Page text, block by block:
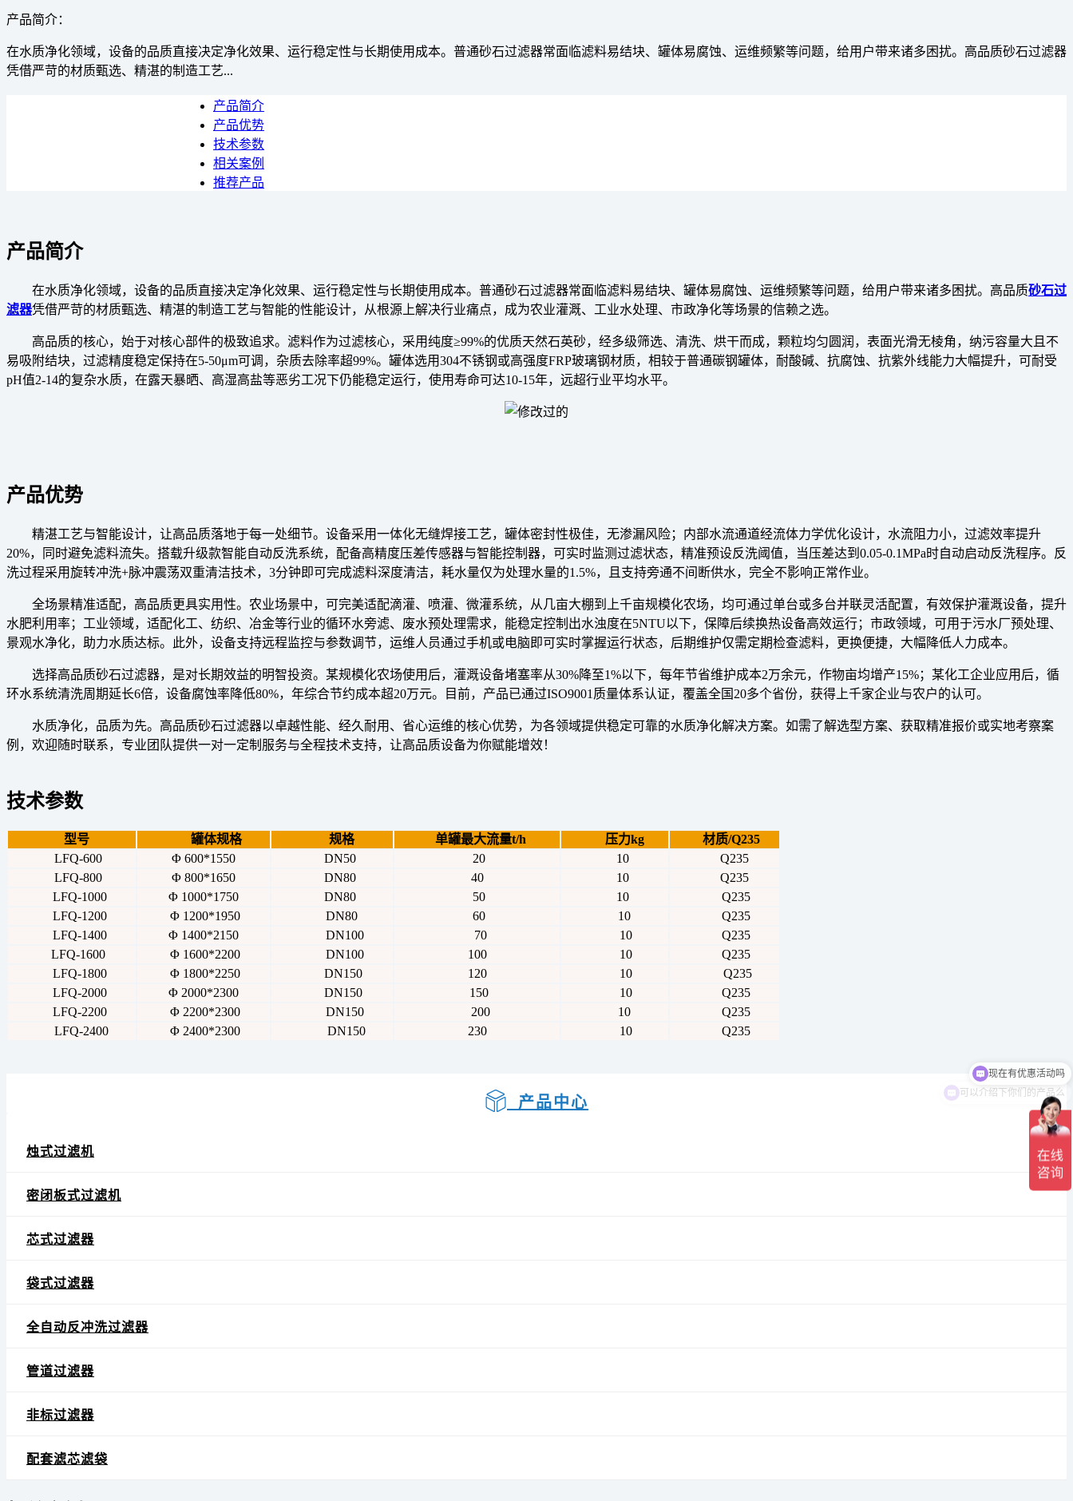
产品简介：
在水质净化领域，设备的品质直接决定净化效果、运行稳定性与长期使用成本。普通砂石过滤器常面临滤料易结块、罐体易腐蚀、运维频繁等问题，给用户带来诸多困扰。高品质砂石过滤器
凭借严苛的材质甄选、精湛的制造工艺...
产品简介
产品优势
技术参数
相关案例
推荐产品
产品简介
在水质净化领域，设备的品质直接决定净化效果、运行稳定性与长期使用成本。普通砂石过滤器常面临滤料易结块、罐体易腐蚀、运维频繁等问题，给用户带来诸多困扰。高品质砂石过
滤器凭借严苛的材质甄选、精湛的制造工艺与智能的性能设计，从根源上解决行业痛点，成为农业灌溉、工业水处理、市政净化等场景的信赖之选。
高品质的核心，始于对核心部件的极致追求。滤料作为过滤核心，采用纯度≥99%的优质天然石英砂，经多级筛选、清洗、烘干而成，颗粒均匀圆润，表面光滑无棱角，纳污容量大且不
易吸附结块，过滤精度稳定保持在5-50μm可调，杂质去除率超99%。罐体选用304不锈钢或高强度FRP玻璃钢材质，相较于普通碳钢罐体，耐酸碱、抗腐蚀、抗紫外线能力大幅提升，可耐受
pH值2-14的复杂水质，在露天暴晒、高湿高盐等恶劣工况下仍能稳定运行，使用寿命可达10-15年，远超行业平均水平。
产品优势
精湛工艺与智能设计，让高品质落地于每一处细节。设备采用一体化无缝焊接工艺，罐体密封性极佳，无渗漏风险；内部水流通道经流体力学优化设计，水流阻力小，过滤效率提升
20%，同时避免滤料流失。搭载升级款智能自动反洗系统，配备高精度压差传感器与智能控制器，可实时监测过滤状态，精准预设反洗阈值，当压差达到0.05-0.1MPa时自动启动反洗程序。反
洗过程采用旋转冲洗+脉冲震荡双重清洁技术，3分钟即可完成滤料深度清洁，耗水量仅为处理水量的1.5%，且支持旁通不间断供水，完全不影响正常作业。
全场景精准适配，高品质更具实用性。农业场景中，可完美适配滴灌、喷灌、微灌系统，从几亩大棚到上千亩规模化农场，均可通过单台或多台并联灵活配置，有效保护灌溉设备，提升
水肥利用率；工业领域，适配化工、纺织、冶金等行业的循环水旁滤、废水预处理需求，能稳定控制出水浊度在5NTU以下，保障后续换热设备高效运行；市政领域，可用于污水厂预处理、
景观水净化，助力水质达标。此外，设备支持远程监控与参数调节，运维人员通过手机或电脑即可实时掌握运行状态，后期维护仅需定期检查滤料，更换便捷，大幅降低人力成本。
选择高品质砂石过滤器，是对长期效益的明智投资。某规模化农场使用后，灌溉设备堵塞率从30%降至1%以下，每年节省维护成本2万余元，作物亩均增产15%；某化工企业应用后，循
环水系统清洗周期延长6倍，设备腐蚀率降低80%，年综合节约成本超20万元。目前，产品已通过ISO9001质量体系认证，覆盖全国20多个省份，获得上千家企业与农户的认可。
水质净化，品质为先。高品质砂石过滤器以卓越性能、经久耐用、省心运维的核心优势，为各领域提供稳定可靠的水质净化解决方案。如需了解选型方案、获取精准报价或实地考察案
例，欢迎随时联系，专业团队提供一对一定制服务与全程技术支持，让高品质设备为你赋能增效！
技术参数
型号 罐体规格 规格 单罐最大流量t/h 压力kg
材质/Q235
LFQ-600
Φ 600*1550 DN50 20 10
Q235
LFQ-800
Φ 800*1650 DN80 40 10
Q235
LFQ-1000
Φ 1000*1750 DN80 50 10
Q235
LFQ-1200
Φ 1200*1950 DN80 60 10
Q235
LFQ-1400
Φ 1400*2150 DN100 70 10
Q235
LFQ-1600
Φ 1600*2200 DN100 100 10
Q235
LFQ-1800
Φ 1800*2250 DN150 120 10
Q235
LFQ-2000
Φ 2000*2300 DN150 150 10
Q235
LFQ-2200
Φ 2200*2300 DN150 200 10
Q235
LFQ-2400
Φ 2400*2300 DN150 230 10 Q235
产品中心
烛式过滤机
密闭板式过滤机
芯式过滤器
袋式过滤器
全自动反冲洗过滤器
管道过滤器
非标过滤器
配套滤芯滤袋
可以介绍下你们的产品么